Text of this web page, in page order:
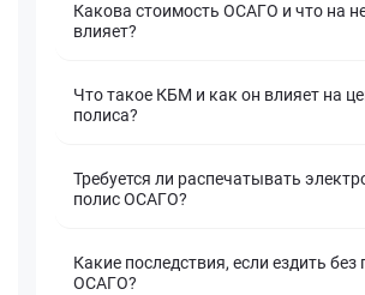
Какова стоимость ОСАГО и что на
влияет?
Что такое КБМ и как он влияет на
полиса?
Требуется ли распечатывать
полис ОСАГО?
Какие последствия, если ездить без
ОСАГО?